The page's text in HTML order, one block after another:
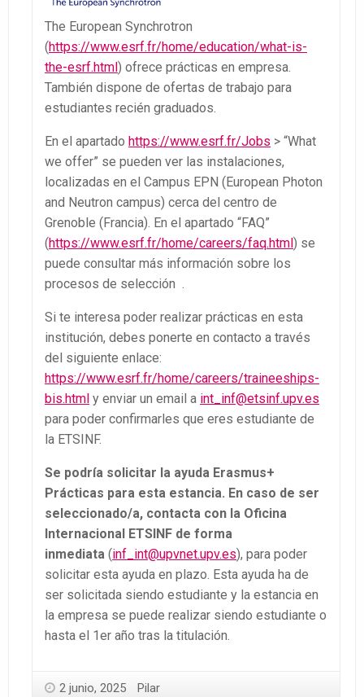
The European Synchrotron
(https://www.esrf.fr/home/education/what-is-
the-esrf.html ) ofrece prácticas en empresa.
También dispone de ofertas de trabajo para
estudiantes recién graduados.
En el apartado https://www.esrf.fr/Jobs > “What
we offer” se pueden ver las instalaciones,
localizadas en el Campus EPN (European Photon
and Neutron campus) cerca del centro de
Grenoble (Francia). En el apartado “FAQ”
(https://www.esrf.fr/home/careers/faq.html ) se
puede consultar más información sobre los
procesos de selección .
Si te interesa poder realizar prácticas en esta
institución, debes ponerte en contacto a través
del siguiente enlace:
https://www.esrf.fr/home/careers/traineeships-
bis.html y enviar un email a int_inf@etsinf.upv.es
para poder confirmarles que eres estudiante de
la ETSINF.
Se podría solicitar la ayuda Erasmus+
Prácticas para esta estancia. En caso de ser
seleccionado/a, contacta con la Oficina
Internacional ETSINF de forma
inmediata (inf_int@upvnet.upv.es), para poder
solicitar esta ayuda en plazo. Esta ayuda ha de
ser solicitada siendo estudiante y la estancia en
la empresa se puede realizar siendo estudiante o
hasta el 1er año tras la titulación.
2 junio, 2025 Pilar